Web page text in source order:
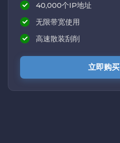
40,000个IP地址
无限带宽使用
高速散装刮削
立即购买